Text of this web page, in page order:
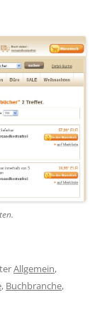
Allgemein,
, Buchbranche,